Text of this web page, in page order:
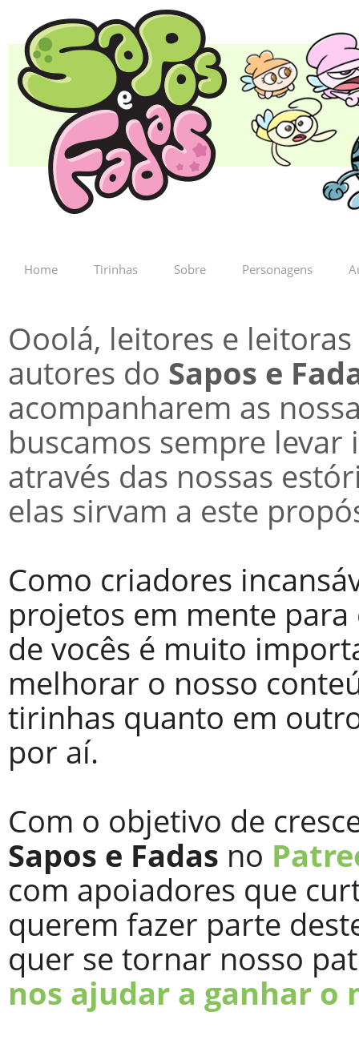
Home Tirinhas Sobre Personagens
Ooolá, leitores e
autores do Sapos e
acompanharem as
buscamos sempre levar
através das nossas
elas sirvam a este
Como criadores
projetos em mente
de vocês é muito
melhorar o nosso
tirinhas quanto em
por aí.
Com o objetivo de
Sapos e Fadas no
com apoiadores que
querem fazer parte
quer se tornar nosso
nos ajudar a ganhar o